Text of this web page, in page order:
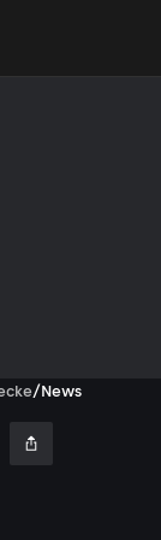
/News